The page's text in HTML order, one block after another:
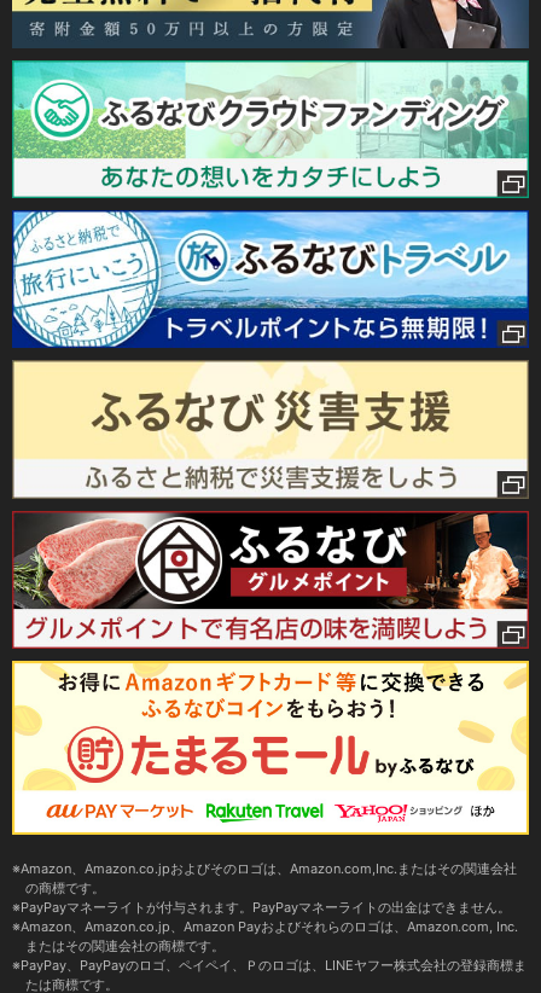
Amazon、Amazon.co.jpおよびそのロゴは、Amazon.com,Inc.またはその関連会社
の商標です。
PayPayマネーライトが付与されます。PayPayマネーライトの出金はできません。
Amazon、Amazon.co.jp、Amazon Payおよびそれらのロゴは、Amazon.com, Inc.
またはその関連会社の商標です。
PayPay、PayPayのロゴ、ペイペイ、Ｐのロゴは、LINEヤフー株式会社の登録商標ま
たは商標です。